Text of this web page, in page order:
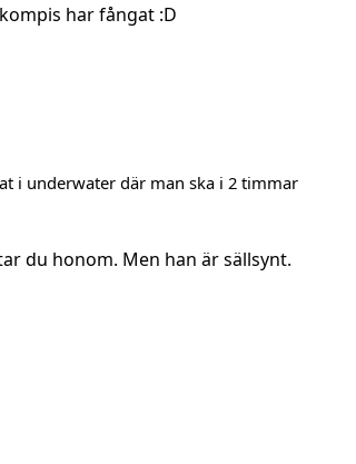
har fångat :D
i underwater där man ska i 2 timmar
du honom. Men han är sällsynt.